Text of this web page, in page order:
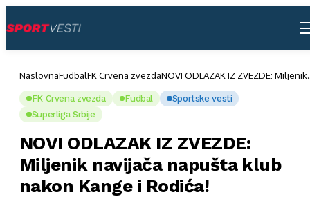
NaslovnaFudbalFK Crvena zvezdaNOVI ODLAZAK IZ ZVEZDE: Miljenik
Rodića!
FK Crvena zvezda Fudbal
Sportske vesti
Superliga Srbije
NOVI ODLAZAK IZ ZVEZDE:
Miljenik navijača napušta klub
nakon Kange i Rodića!